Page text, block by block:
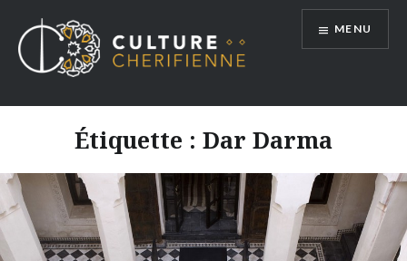
contenu
MENU
Étiquette : Dar Darma